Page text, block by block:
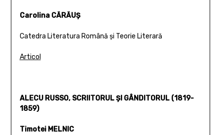
Carolina CĂRĂUŞ
Catedra Literatura Română şi Teorie Literară
Articol
ALECU RUSSO, SCRIITORUL ŞI GÂNDITORUL (1819-
1859)
Timotei MELNIC